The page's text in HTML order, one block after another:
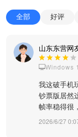
全部 好评
山东东营网
Windows
我这破手机
钞票版居然
帧率稳得很
2026/6/27